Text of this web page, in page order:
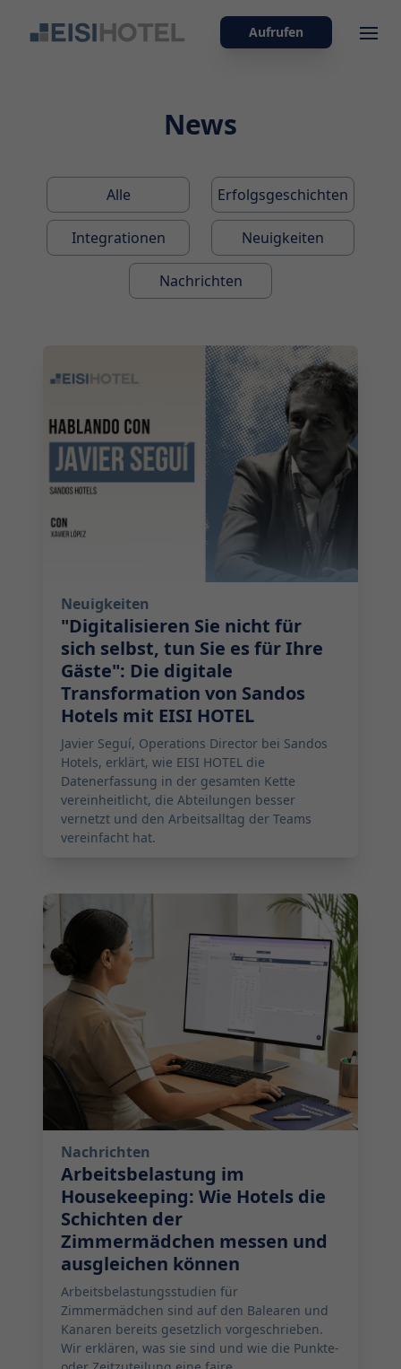
Aufrufen
News
Alle Erfolgsgeschichten
Integrationen Neuigkeiten
Nachrichten
2026-07-29 10:00:00
Neuigkeiten
"Digitalisieren Sie nicht für
sich selbst, tun Sie es für Ihre
Gäste": Die digitale
Transformation von Sandos
Hotels mit EISI HOTEL
Javier Seguí, Operations Director bei Sandos
Hotels, erklärt, wie EISI HOTEL die
Datenerfassung in der gesamten Kette
vereinheitlicht, die Abteilungen besser
vernetzt und den Arbeitsalltag der Teams
vereinfacht hat.
2026-07-14 10:00:00
Nachrichten
Arbeitsbelastung im
Housekeeping: Wie Hotels die
Schichten der
Zimmermädchen messen und
ausgleichen können
Arbeitsbelastungsstudien für
Zimmermädchen sind auf den Balearen und
Kanaren bereits gesetzlich vorgeschrieben.
Wir erklären, was sie sind und wie die Punkte-